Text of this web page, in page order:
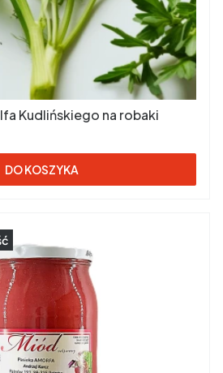
Kudlińskiego na robaki
DO KOSZYKA